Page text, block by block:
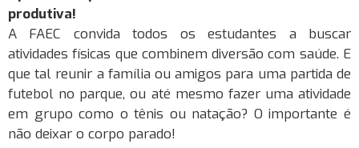
produtiva!
A FAEC convida todos os estudantes a buscar
atividades físicas que combinem diversão com saúde. E
que tal reunir a família ou amigos para uma partida de
futebol no parque, ou até mesmo fazer uma atividade
em grupo como o tênis ou natação? O importante é
não deixar o corpo parado!